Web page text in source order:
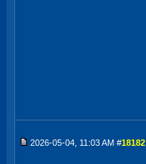
2026-05-04, 11:03 AM #18182